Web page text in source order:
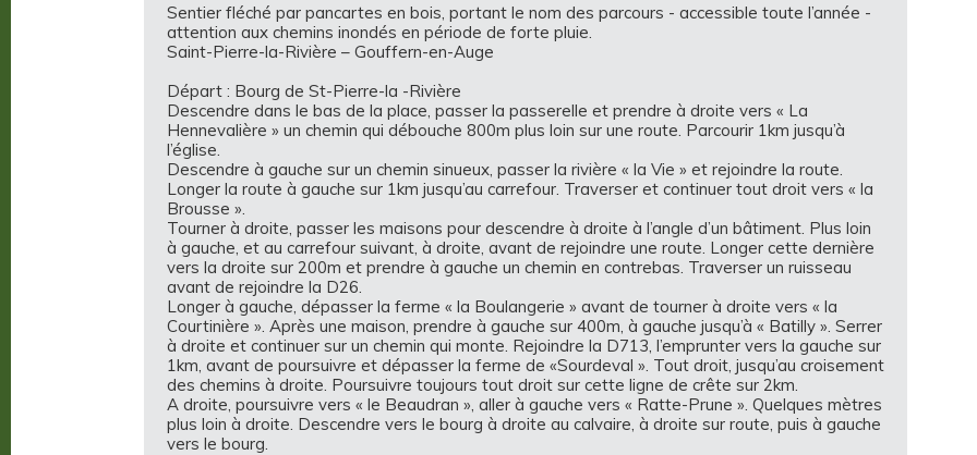
Sentier fléché par pancartes en bois, portant le nom des parcours - accessible toute l’année -
attention aux chemins inondés en période de forte pluie.
Saint-Pierre-la-Rivière – Gouffern-en-Auge
Départ : Bourg de St-Pierre-la -Rivière
Descendre dans le bas de la place, passer la passerelle et prendre à droite vers « La
Hennevalière » un chemin qui débouche 800m plus loin sur une route. Parcourir 1km jusqu’à
l’église.
Descendre à gauche sur un chemin sinueux, passer la rivière « la Vie » et rejoindre la route.
Longer la route à gauche sur 1km jusqu’au carrefour. Traverser et continuer tout droit vers « la
Brousse ».
Tourner à droite, passer les maisons pour descendre à droite à l’angle d’un bâtiment. Plus loin
à gauche, et au carrefour suivant, à droite, avant de rejoindre une route. Longer cette dernière
vers la droite sur 200m et prendre à gauche un chemin en contrebas. Traverser un ruisseau
avant de rejoindre la D26.
Longer à gauche, dépasser la ferme « la Boulangerie » avant de tourner à droite vers « la
Courtinière ». Après une maison, prendre à gauche sur 400m, à gauche jusqu’à « Batilly ». Serrer
à droite et continuer sur un chemin qui monte. Rejoindre la D713, l’emprunter vers la gauche sur
1km, avant de poursuivre et dépasser la ferme de «Sourdeval ». Tout droit, jusqu’au croisement
des chemins à droite. Poursuivre toujours tout droit sur cette ligne de crête sur 2km.
A droite, poursuivre vers « le Beaudran », aller à gauche vers « Ratte-Prune ». Quelques mètres
plus loin à droite. Descendre vers le bourg à droite au calvaire, à droite sur route, puis à gauche
vers le bourg.